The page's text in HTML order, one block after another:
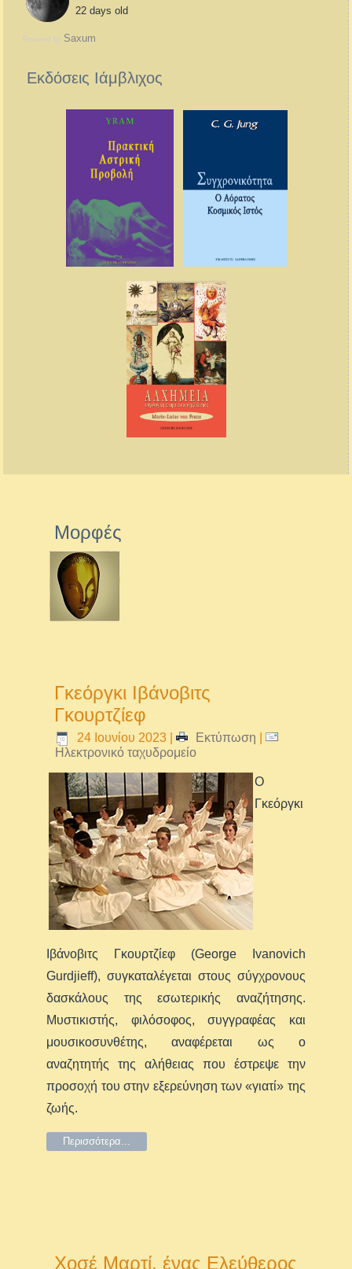
22 days old
Powered by Saxum
Εκδόσεις Ιάμβλιχος
Μορφές
Γκεόργκι Ιβάνοβιτς
Γκουρτζίεφ
24 Ιουνίου 2023 | Εκτύπωση
Ηλεκτρονικό ταχυδρομείο
Ο
Γκεόργκι
Ιβάνοβιτς Γκουρτζίεφ (George Ivanovich
Gurdjieff), συγκαταλέγεται στους σύγχρονους
δασκάλους της εσωτερικής αναζήτησης.
Μυστικιστής, φιλόσοφος, συγγραφέας και
μουσικοσυνθέτης, αναφέρεται ως ο
αναζητητής της αλήθειας που έστρεψε την
προσοχή του στην εξερεύνηση των «γιατί» της
ζωής.
Περισσότερα...
Χοσέ Μαρτί, ένας Ελεύθερος